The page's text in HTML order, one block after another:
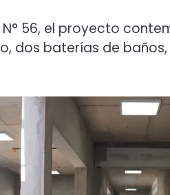
N° 56, el proyecto
dos baterías de